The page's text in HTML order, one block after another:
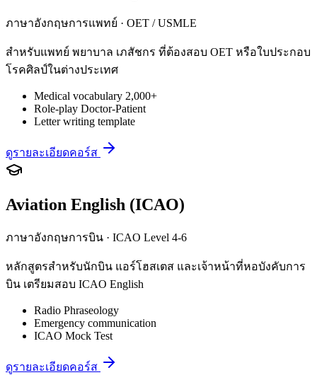
ภาษาอังกฤษการแพทย์ · OET / USMLE
สำหรับแพทย์ พยาบาล เภสัชกร ที่ต้องสอบ OET หรือใบประกอบ
โรคศิลป์ในต่างประเทศ
Medical vocabulary 2,000+
Role-play Doctor-Patient
Letter writing template
ดูรายละเอียดคอร์ส
Aviation English (ICAO)
ภาษาอังกฤษการบิน · ICAO Level 4-6
หลักสูตรสำหรับนักบิน แอร์โฮสเตส และเจ้าหน้าที่หอบังคับการ
บิน เตรียมสอบ ICAO English
Radio Phraseology
Emergency communication
ICAO Mock Test
ดูรายละเอียดคอร์ส